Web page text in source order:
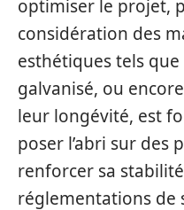
optimiser le projet,
considération des
esthétiques tels
galvanisé, ou
leur longévité, est
poser l’abri sur des
renforcer sa
réglementations de